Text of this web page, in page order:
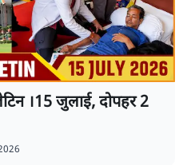
।15 जुलाई, दोपहर 2